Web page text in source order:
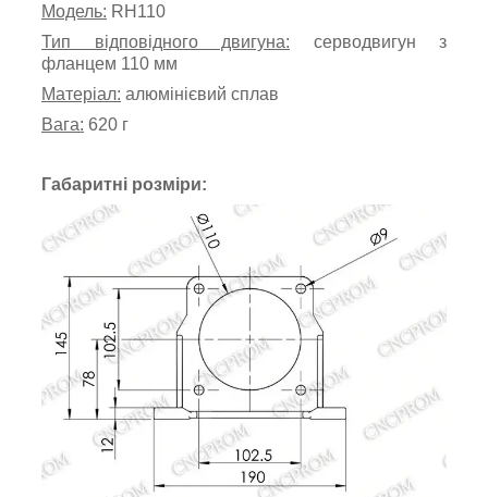
Модель: RH110
Тип відповідного двигуна: серводвигун з
фланцем 110 мм
Матеріал: алюмінієвий сплав
Вага: 620 г
Габаритні розміри: